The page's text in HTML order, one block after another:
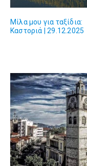
Μίλα μου για ταξίδια:
Καστοριά | 29.12.2025